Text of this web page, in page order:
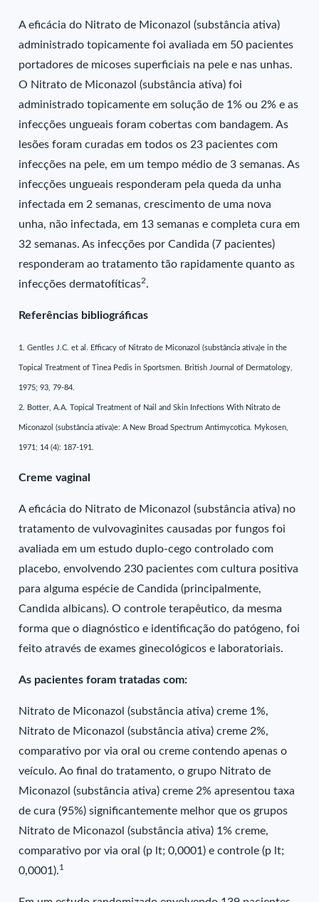
A eficácia do Nitrato de Miconazol (substância ativa)
administrado topicamente foi avaliada em 50 pacientes
portadores de micoses superficiais na pele e nas unhas.
O Nitrato de Miconazol (substância ativa) foi
administrado topicamente em solução de 1% ou 2% e as
infecções ungueais foram cobertas com bandagem. As
lesões foram curadas em todos os 23 pacientes com
infecções na pele, em um tempo médio de 3 semanas. As
infecções ungueais responderam pela queda da unha
infectada em 2 semanas, crescimento de uma nova
unha, não infectada, em 13 semanas e completa cura em
32 semanas. As infecções por Candida (7 pacientes)
responderam ao tratamento tão rapidamente quanto as
infecções dermatofíticas2.
Referências bibliográficas
1. Gentles J.C. et al. Efficacy of Nitrato de Miconazol (substância ativa)e in the
Topical Treatment of Tinea Pedis in Sportsmen. British Journal of Dermatology,
1975; 93, 79-84.
2. Botter, A.A. Topical Treatment of Nail and Skin Infections With Nitrato de
Miconazol (substância ativa)e: A New Broad Spectrum Antimycotica. Mykosen,
1971; 14 (4): 187-191.
Creme vaginal
A eficácia do Nitrato de Miconazol (substância ativa) no
tratamento de vulvovaginites causadas por fungos foi
avaliada em um estudo duplo-cego controlado com
placebo, envolvendo 230 pacientes com cultura positiva
para alguma espécie de Candida (principalmente,
Candida albicans). O controle terapêutico, da mesma
forma que o diagnóstico e identificação do patógeno, foi
feito através de exames ginecológicos e laboratoriais.
As pacientes foram tratadas com:
Nitrato de Miconazol (substância ativa) creme 1%,
Nitrato de Miconazol (substância ativa) creme 2%,
comparativo por via oral ou creme contendo apenas o
veículo. Ao final do tratamento, o grupo Nitrato de
Miconazol (substância ativa) creme 2% apresentou taxa
de cura (95%) significantemente melhor que os grupos
Nitrato de Miconazol (substância ativa) 1% creme,
comparativo por via oral (p lt; 0,0001) e controle (p lt;
0,0001).1